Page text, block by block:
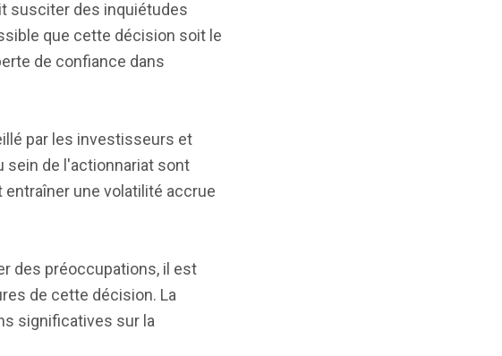
susciter des inquiétudes
que cette décision soit le
de confiance dans
par les investisseurs et
sein de l'actionnariat sont
une volatilité accrue
des préoccupations, il est
de cette décision. La
significatives sur la